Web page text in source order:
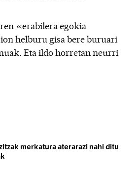
«erabilera egokia
helburu gisa bere buruari
Eta ildo horretan neurri
merkatura aterarazi nahi ditu